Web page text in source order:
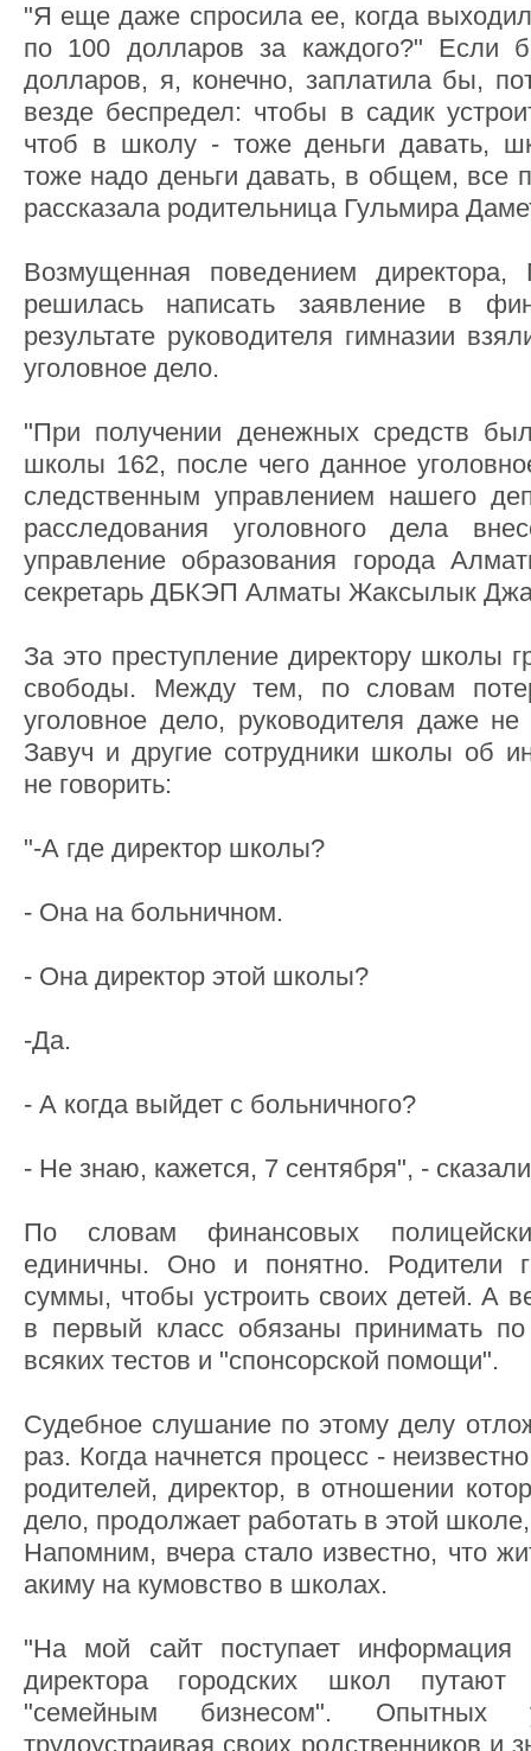
"Я еще даже спросила ее, когда
по 100 долларов за каждого?" Если
долларов, я, конечно, заплатила бы,
везде беспредел: чтобы в садик
чтоб в школу - тоже деньги давать,
тоже надо деньги давать, в общем, все
рассказала родительница Гульмира
Возмущенная поведением директора,
решилась написать заявление в
результате руководителя гимназии
уголовное дело.
"При получении денежных средств
школы 162, после чего данное
следственным управлением нашего
расследования уголовного дела
управление образования города
секретарь ДБКЭП Алматы Жаксылык
За это преступление директору школы
свободы. Между тем, по словам
уголовное дело, руководителя даже
Завуч и другие сотрудники школы об
не говорить:
"-А где директор школы?
- Она на больничном.
- Она директор этой школы?
-Да.
- А когда выйдет с больничного?
- Не знаю, кажется, 7 сентября", -
По словам финансовых
единичны. Оно и понятно. Родители
суммы, чтобы устроить своих детей. А
в первый класс обязаны принимать
всяких тестов и "спонсорской помощи".
Судебное слушание по этому делу
раз. Когда начнется процесс -
родителей, директор, в отношении
дело, продолжает работать в этой
Напомним, вчера стало известно, что
акиму на кумовство в школах.
"На мой сайт поступает
директора городских школ
"семейным бизнесом". Опытных
трудоустраивая своих родственников и